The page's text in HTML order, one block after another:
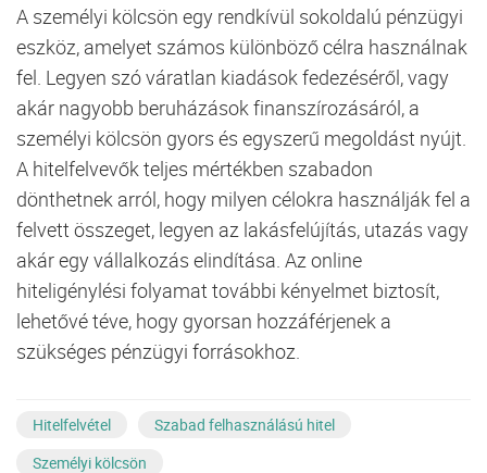
A személyi kölcsön egy rendkívül sokoldalú pénzügyi
eszköz, amelyet számos különböző célra használnak
fel. Legyen szó váratlan kiadások fedezéséről, vagy
akár nagyobb beruházások finanszírozásáról, a
személyi kölcsön gyors és egyszerű megoldást nyújt.
A hitelfelvevők teljes mértékben szabadon
dönthetnek arról, hogy milyen célokra használják fel a
felvett összeget, legyen az lakásfelújítás, utazás vagy
akár egy vállalkozás elindítása. Az online
hiteligénylési folyamat további kényelmet biztosít,
lehetővé téve, hogy gyorsan hozzáférjenek a
szükséges pénzügyi forrásokhoz.
Hitelfelvétel
Szabad felhasználású hitel
Személyi kölcsön